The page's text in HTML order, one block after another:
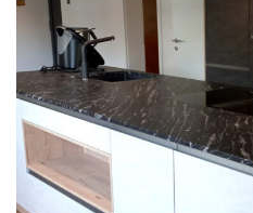
Küche Beton